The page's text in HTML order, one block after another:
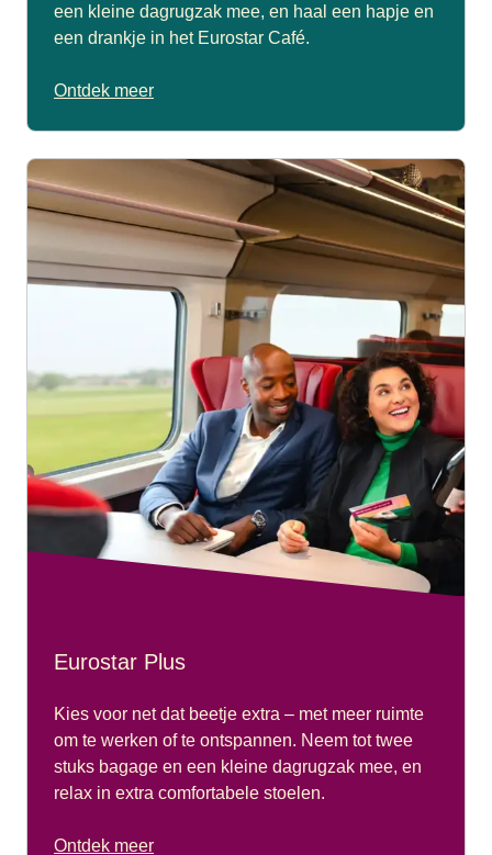
een kleine dagrugzak mee, en haal een hapje en
een drankje in het Eurostar Café.
Ontdek meer
Eurostar Plus
Kies voor net dat beetje extra – met meer ruimte
om te werken of te ontspannen. Neem tot twee
stuks bagage en een kleine dagrugzak mee, en
relax in extra comfortabele stoelen.
Ontdek meer